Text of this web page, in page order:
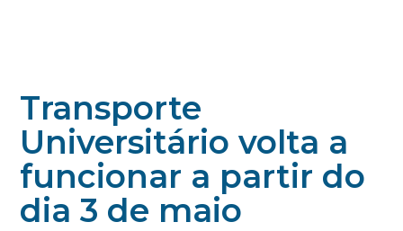
Transporte
Universitário volta a
funcionar a partir do
dia 3 de maio